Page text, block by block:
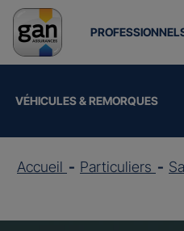
VÉHICULES & REMORQUES
Accueil Particuliers